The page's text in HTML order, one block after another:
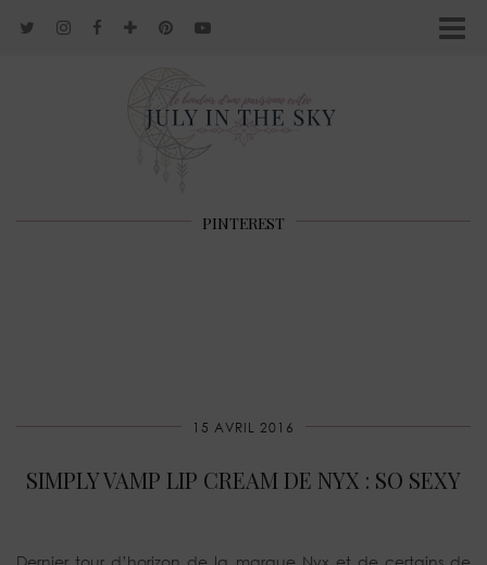
PINTEREST
15 AVRIL 2016
SIMPLY VAMP LIP CREAM DE NYX : SO SEXY
Dernier tour d’horizon de la marque Nyx et de certains de